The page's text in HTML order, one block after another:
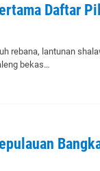
Daftar
rebana, lantunan
bekas…